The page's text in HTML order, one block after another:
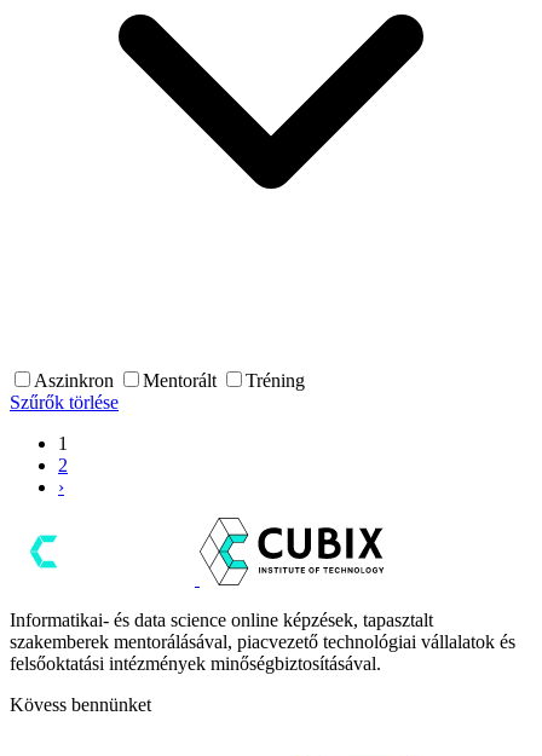
Aszinkron Mentorált
Tréning
Szűrők törlése
1
2
›
Informatikai- és data science online képzések, tapasztalt
szakemberek mentorálásával, piacvezető technológiai vállalatok és
felsőoktatási intézmények minőségbiztosításával.
Kövess bennünket